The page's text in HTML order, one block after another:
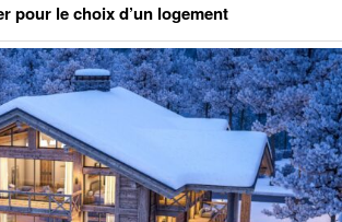
pour le choix d’un logement